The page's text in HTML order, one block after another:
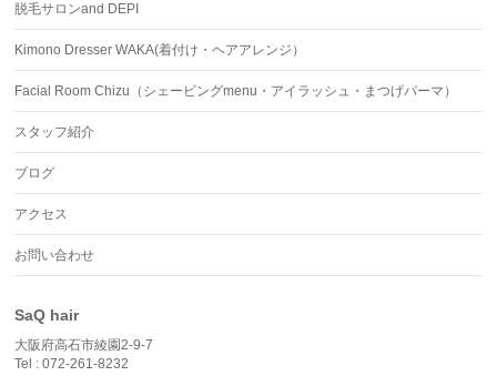
脱毛サロンand DEPI
Kimono Dresser WAKA(着付け・ヘアアレンジ）
Facial Room Chizu（シェービングmenu・アイラッシュ・まつげパーマ）
スタッフ紹介
ブログ
アクセス
お問い合わせ
SaQ hair
大阪府高石市綾園2-9-7
Tel : 072-261-8232